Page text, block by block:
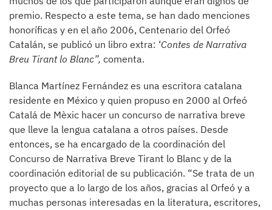
premio. Respecto a este tema, se han dado menciones
honoríficas y en el año 2006, Centenario del Orfeó
Catalán, se publicó un libro extra: ‘Contes de Narrativa
Breu Tirant lo Blanc”, comenta.
Blanca Martínez Fernández es una escritora catalana
residente en México y quien propuso en 2000 al Orfeó
Catalá de Mèxic hacer un concurso de narrativa breve
que lleve la lengua catalana a otros países. Desde
entonces, se ha encargado de la coordinación del
Concurso de Narrativa Breve Tirant lo Blanc y de la
coordinación editorial de su publicación. “Se trata de un
proyecto que a lo largo de los años, gracias al Orfeó y a
muchas personas interesadas en la literatura, escritores,